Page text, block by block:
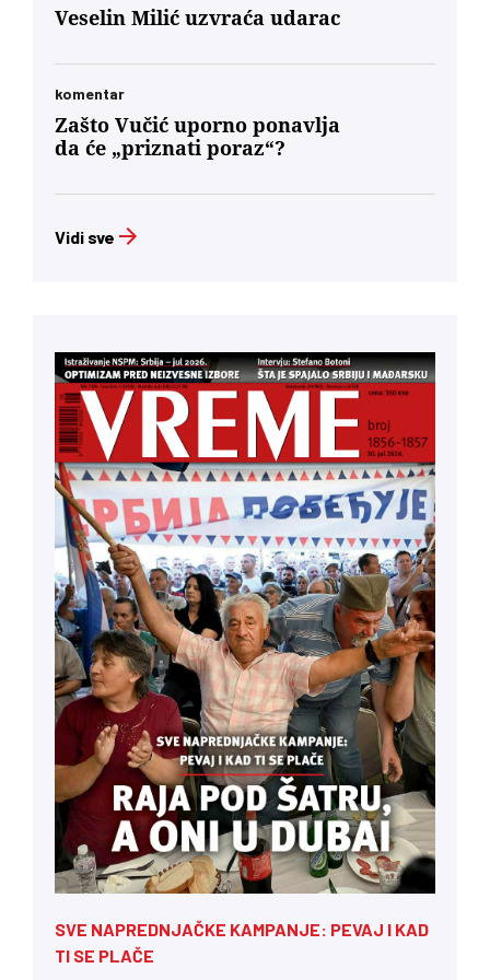
Veselin Milić uzvraća udarac
komentar
Zašto Vučić uporno ponavlja
da će „priznati poraz“?
Vidi sve
SVE NAPREDNJAČKE KAMPANJE: PEVAJ I KAD
TI SE PLAČE